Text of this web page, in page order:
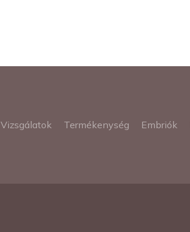
Vizsgálatok Termékenység Embriók